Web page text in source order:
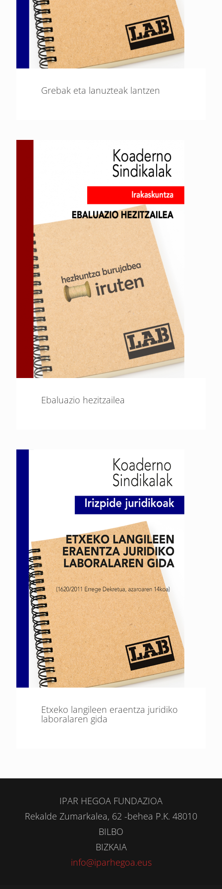
Grebak eta lanuzteak lantzen
Ebaluazio hezitzailea
Etxeko langileen eraentza juridiko
laboralaren gida
IPAR HEGOA FUNDAZIOA
Rekalde Zumarkalea, 62 -behea P.K. 48010
BILBO
BIZKAIA
info@iparhegoa.eus